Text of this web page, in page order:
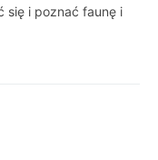
się i poznać faunę i